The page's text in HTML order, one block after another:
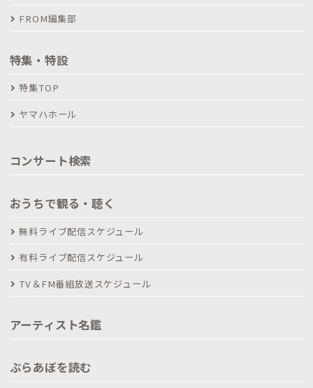
FROM編集部
特集・特設
特集TOP
ヤマハホール
コンサート検索
おうちで観る・聴く
無料ライブ配信スケジュール
有料ライブ配信スケジュール
TV＆FM番組放送スケジュール
アーティスト名鑑
ぶらあぼを読む